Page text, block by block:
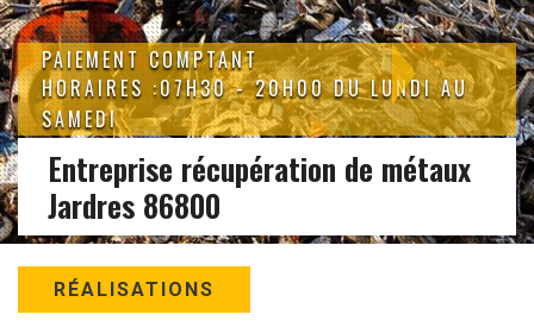
PAIEMENT COMPTANT
HORAIRES :07H30 - 20H00 DU LUNDI AU
SAMEDI
Entreprise récupération de métaux
Jardres 86800
RÉALISATIONS